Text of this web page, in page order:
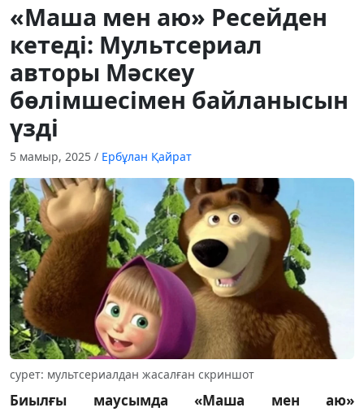
«Маша мен аю» Ресейден
кетеді: Мультсериал
авторы Мәскеу
бөлімшесімен байланысын
үзді
5 мамыр, 2025 / Ербұлан Қайрат
сурет: мультсериалдан жасалған скриншот
Биылғы маусымда «Маша мен аю»